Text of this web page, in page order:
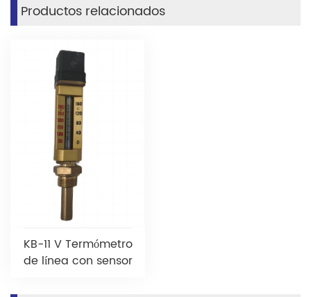
Productos relacionados
KB-11 V Termómetro
de línea con sensor